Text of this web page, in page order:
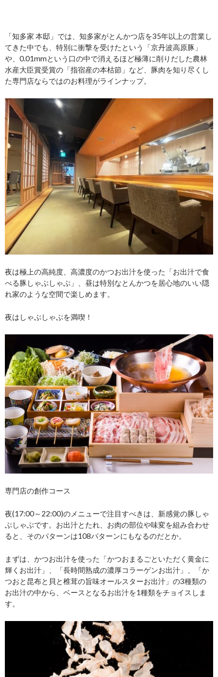
「知多家 本邸」では、知多家がとんかつ店を35年以上の営業し
てきた中でも、特別に衝撃を受けたという「京丹波高原豚」
や、0.01mmという口の中で消えるほど極薄に削りだした農林
水産大臣賞受賞の「指宿産の本枯節」など、豚肉を知り尽くし
た専門店ならではのお料理がラインナップ。
夜は極上の高純度、高濃度のかつお出汁を使った「お出汁で食
べる豚しゃぶしゃぶ」、昼は特別なとんかつを居心地のいい隠
れ家のような空間で楽しめます。
夜はしゃぶしゃぶを満喫！
専門店の創作コース
夜(17:00～22:00)のメニューで注目すべきは、新感覚の豚しゃ
ぶしゃぶです。お出汁とたれ、お肉の部位や味変を組み合わせ
ると、そのパターンは108パターンにもなるのだとか。
まずは、かつお出汁を使った「かつおまるごといただく黄金に
輝くお出汁」、「長時間熟成の濃厚コラーゲンお出汁」、「か
つおと昆布と貝と椎茸の旨味オールスターお出汁」の3種類の
お出汁の中から、ベースとなるお出汁を1種類をチョイスしま
す。